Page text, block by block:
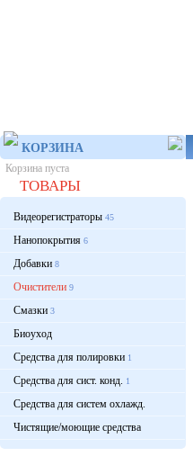
КОРЗИНА
Корзина пуста
ТОВАРЫ
Видеорегистраторы 45
Нанопокрытия 6
Добавки 8
Очистители 9
Смазки 3
Биоуход
Средства для полировки 1
Средства для сист. конд. 1
Средства для систем охлажд.
Чистящие/моющие средства